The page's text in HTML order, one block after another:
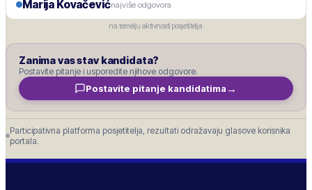
Marija Kovačevićnajviše odgovora
na temelju aktivnosti posjetitelja
Zanima vas stav kandidata?
Postavite pitanje i usporedite njihove odgovore.
Postavite pitanje kandidatima →
Participativna platforma posjetitelja, rezultati odražavaju glasove korisnika
portala.